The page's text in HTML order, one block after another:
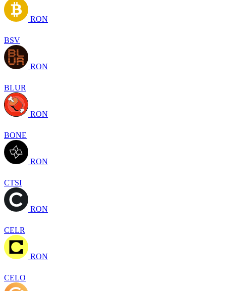
RON
BSV
RON
BLUR
RON
BONE
RON
CTSI
RON
CELR
RON
CELO